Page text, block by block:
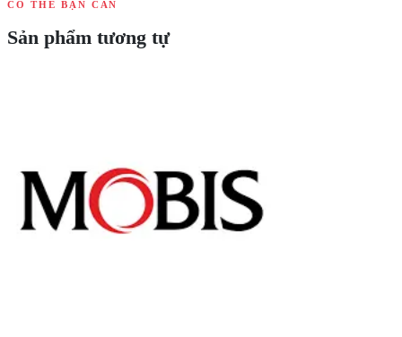
CÓ THỂ BẠN CẦN
Sản phẩm tương tự